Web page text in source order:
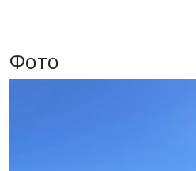
Фото